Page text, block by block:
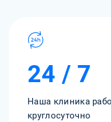
24 / 7
Наша клиника
круглосуточно